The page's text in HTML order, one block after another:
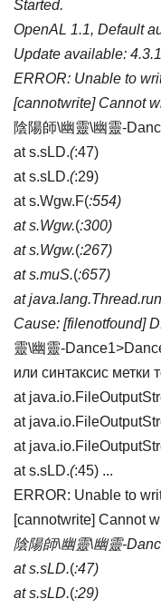
Started.
OpenAL 1.1, Default
Update available:
ERROR: Unable to
[cannotwrite] Cannot
陰陽師\幽靈\幽靈-
at s.sLD.(:47)
at s.sLD.(:29)
at s.Wgw.F(:554)
at s.Wgw.(:300)
at s.Wgw.(:267)
at s.muS.(:657)
at
Cause: [filenotfound]
靈\幽靈-
или синтаксис метки
at
at
at
at s.sLD.(:45) ...
ERROR: Unable to
[cannotwrite] Cannot
陰陽師\幽靈\幽靈-
at s.sLD.(:47)
at s.sLD.(:29)